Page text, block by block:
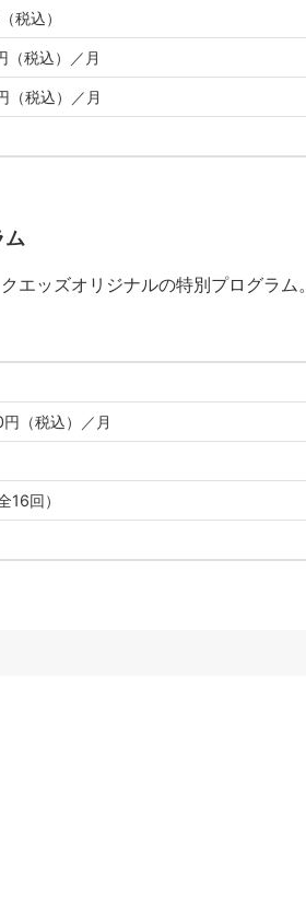
税込）
税込）／月
（税込）／月
ム
エッズオリジナルの特別プログラム。
（税込）／月
16回）